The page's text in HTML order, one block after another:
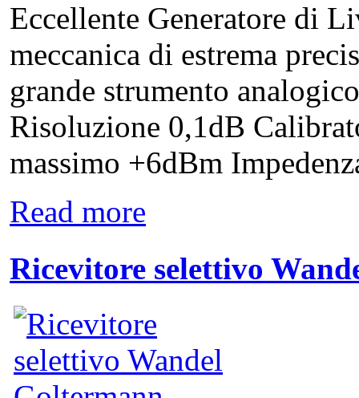
Eccellente Generatore di
meccanica di estrema
grande strumento
Risoluzione 0,1dB
massimo +6dBm
Read more
Ricevitore selettivo